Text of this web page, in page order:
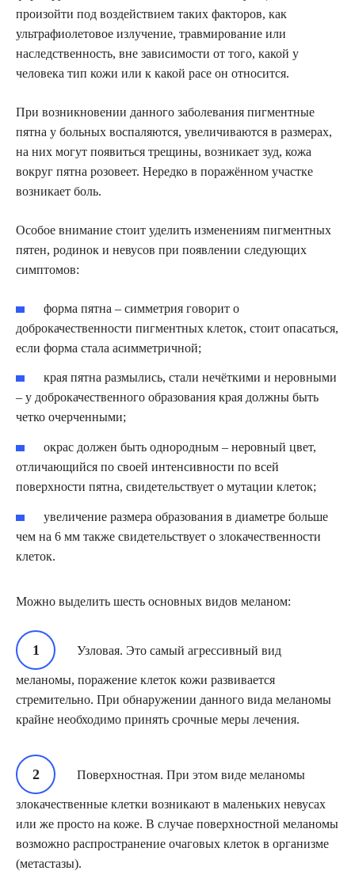
произойти под воздействием таких факторов, как
ультрафиолетовое излучение, травмирование или
наследственность, вне зависимости от того, какой у
человека тип кожи или к какой расе он относится.
При возникновении данного заболевания пигментные
пятна у больных воспаляются, увеличиваются в размерах,
на них могут появиться трещины, возникает зуд, кожа
вокруг пятна розовеет. Нередко в поражённом участке
возникает боль.
Особое внимание стоит уделить изменениям пигментных
пятен, родинок и невусов при появлении следующих
симптомов:
форма пятна – симметрия говорит о
доброкачественности пигментных клеток, стоит опасаться,
если форма стала асимметричной;
края пятна размылись, стали нечёткими и неровными
– у доброкачественного образования края должны быть
четко очерченными;
окрас должен быть однородным – неровный цвет,
отличающийся по своей интенсивности по всей
поверхности пятна, свидетельствует о мутации клеток;
увеличение размера образования в диаметре больше
чем на 6 мм также свидетельствует о злокачественности
клеток.
Можно выделить шесть основных видов меланом:
Узловая. Это самый агрессивный вид
меланомы, поражение клеток кожи развивается
стремительно. При обнаружении данного вида меланомы
крайне необходимо принять срочные меры лечения.
Поверхностная. При этом виде меланомы
злокачественные клетки возникают в маленьких невусах
или же просто на коже. В случае поверхностной меланомы
возможно распространение очаговых клеток в организме
(метастазы).